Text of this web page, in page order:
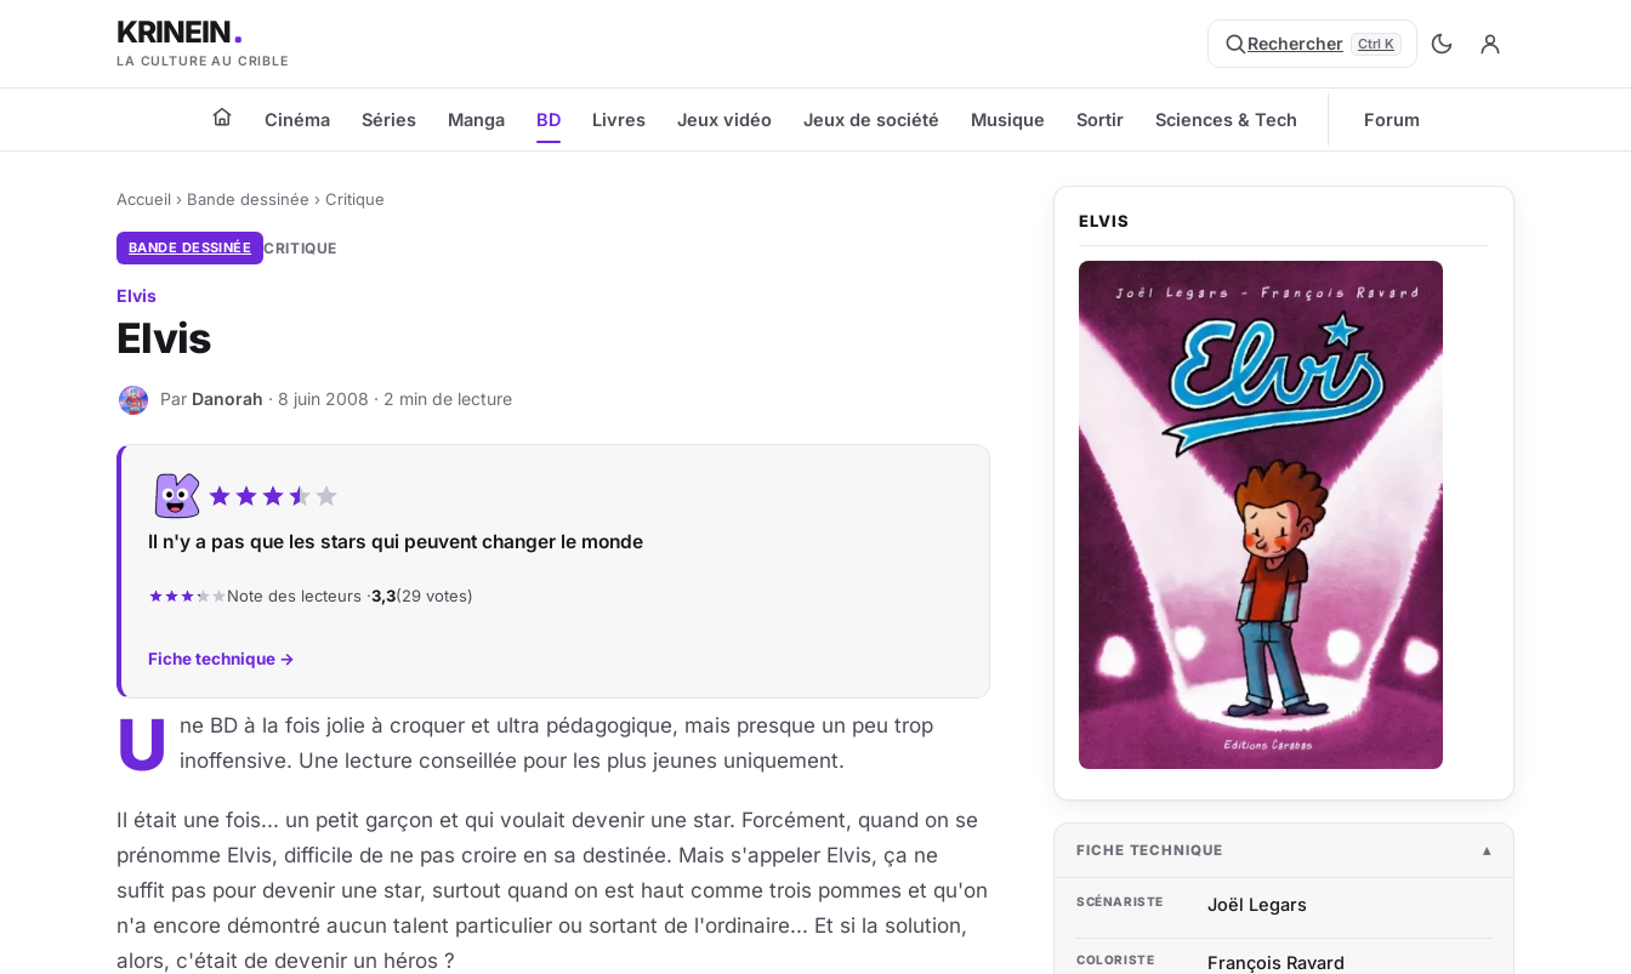
KRINEIN
LA CULTURE AU CRIBLE
Rechercher Ctrl K
Cinéma Séries Manga BD Livres Jeux vidéo Jeux de société Musique Sortir Sciences & Tech Forum
Accueil › Bande dessinée › Critique
BANDE DESSINÉE CRITIQUE
Elvis
Elvis
D Par Danorah · 8 juin 2008 · 2 min de lecture
Il n'y a pas que les stars qui peuvent changer le monde
Note des lecteurs ·3,3(29 votes)
Fiche technique →
U
ne BD à la fois jolie à croquer et ultra pédagogique, mais presque un peu trop
inoffensive. Une lecture conseillée pour les plus jeunes uniquement.
Il était une fois... un petit garçon et qui voulait devenir une star. Forcément, quand on se
prénomme Elvis, difficile de ne pas croire en sa destinée. Mais s'appeler Elvis, ça ne
suffit pas pour devenir une star, surtout quand on est haut comme trois pommes et qu'on
n'a encore démontré aucun talent particulier ou sortant de l'ordinaire... Et si la solution,
alors, c'était de devenir un héros ?
ELVIS
FICHE TECHNIQUE
SCÉNARISTE Joël Legars
COLORISTE François Ravard